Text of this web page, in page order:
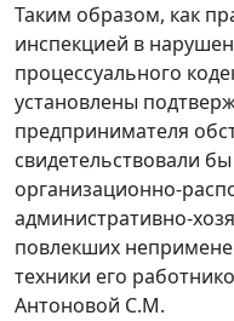
Таким образом, как
инспекцией в
процессуального
установлены
предпринимателя
свидетельствовали
организационно-
административно-
повлекших
техники его
Антоновой С.М.